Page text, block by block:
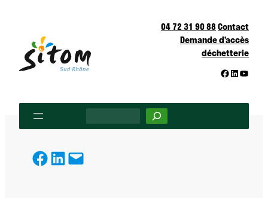
contenu
04 72 31 90 88Contact
Demande d’accès
déchetterie
Facebook
LinkedIn
partager
partager
partager